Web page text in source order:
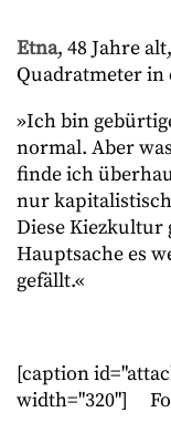
Etna, 48 Jahre
Quadratmeter in
»Ich bin
normal. Aber
finde ich
nur
Diese Kiezkultur
Hauptsache es
gefällt.«
[caption
width="320"]